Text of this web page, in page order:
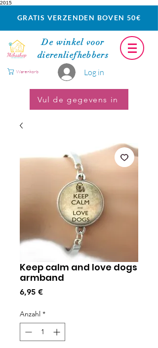
2015
GRATIS VERZENDEN BOVEN 50€
De winkel voor
dierenliefhebbers
Log in
Warenkorb
Vul de gegevens in
Keep calm and love dogs
armband
6,95 €Preis
Anzahl *